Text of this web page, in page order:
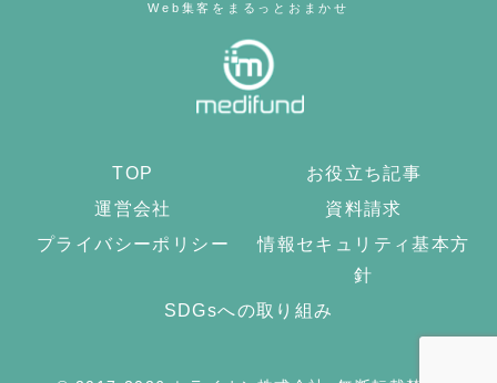
Web集客をまるっとおまかせ
TOP
お役立ち記事
運営会社
資料請求
プライバシーポリシー
情報セキュリティ基本方
針
SDGsへの取り組み